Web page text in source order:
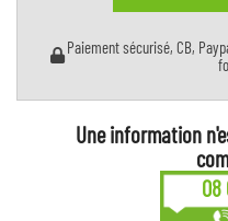
Paiement sécurisé, CB,
Une information
08